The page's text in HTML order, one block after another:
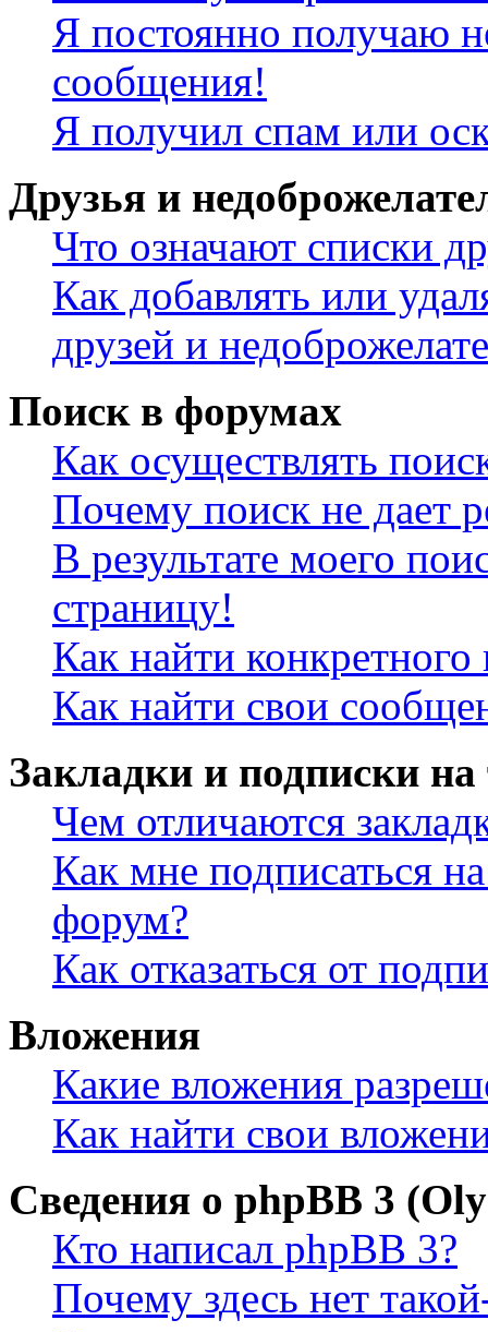
Я постоянно получаю
сообщения!
Я получил спам или
Друзья и
Что означают списки
Как добавлять или
друзей и
Поиск в форумах
Как осуществлять
Почему поиск не дает
В результате моего
страницу!
Как найти конкретного
Как найти свои
Закладки и подписки
Чем отличаются
Как мне подписаться
форум?
Как отказаться от
Вложения
Какие вложения
Как найти свои
Сведения о phpBB 3
Кто написал phpBB 3?
Почему здесь нет